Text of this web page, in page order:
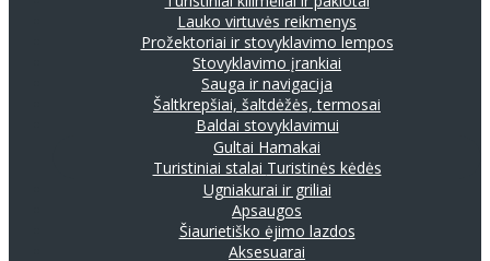
Lauko virtuvės reikmenys
Prožektoriai ir stovyklavimo lempos
Stovyklavimo įrankiai
Sauga ir navigacija
Šaltkrepšiai, šaltdėžės, termosai
Baldai stovyklavimui
Gultai Hamakai
Turistiniai stalai Turistinės kėdės
Ugniakurai ir griliai
Apsaugos
Šiaurietiško ėjimo lazdos
Aksesuarai